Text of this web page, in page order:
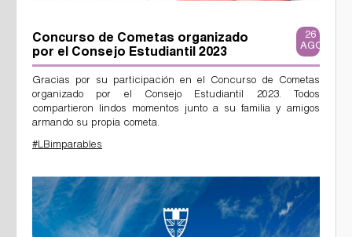
Concurso de Cometas organizado
por el Consejo Estudiantil 2023
26
AGO
Gracias por su participación en el Concurso de Cometas
organizado por el Consejo Estudiantil 2023. Todos
compartieron lindos momentos junto a su familia y amigos
armando su propia cometa.
#LBimparables
369686307_672892568203371_4352624251185789648_n.jpg